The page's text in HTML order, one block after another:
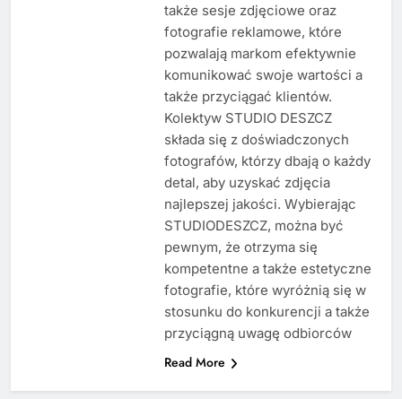
także sesje zdjęciowe oraz
fotografie reklamowe, które
pozwalają markom efektywnie
komunikować swoje wartości a
także przyciągać klientów.
Kolektyw STUDIO DESZCZ
składa się z doświadczonych
fotografów, którzy dbają o każdy
detal, aby uzyskać zdjęcia
najlepszej jakości. Wybierając
STUDIODESZCZ, można być
pewnym, że otrzyma się
kompetentne a także estetyczne
fotografie, które wyróżnią się w
stosunku do konkurencji a także
przyciągną uwagę odbiorców
Read More